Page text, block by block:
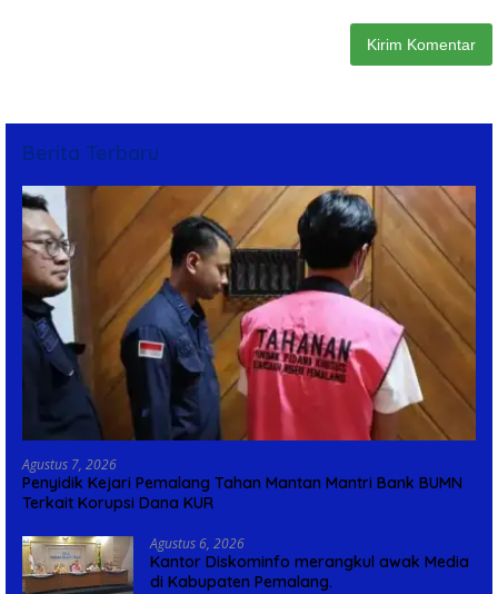
Berita Terbaru
Agustus 7, 2026
Penyidik Kejari Pemalang Tahan Mantan Mantri Bank BUMN
Terkait Korupsi Dana KUR
Agustus 6, 2026
Kantor Diskominfo merangkul awak Media
di Kabupaten Pemalang.